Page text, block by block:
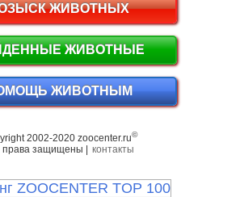
ЖИВОТНЫХ
ЖИВОТНЫЕ
ЖИВОТНЫМ
2002-2020 zoocenter.ru©
права защищены | контакты